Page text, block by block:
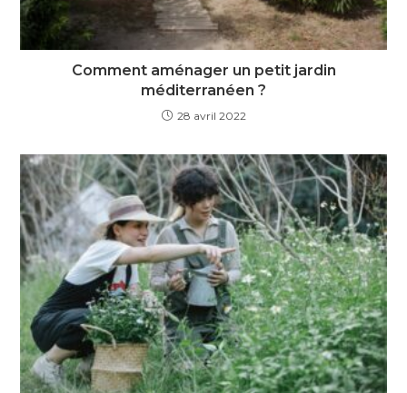
Comment aménager un petit jardin
méditerranéen ?
28 avril 2022